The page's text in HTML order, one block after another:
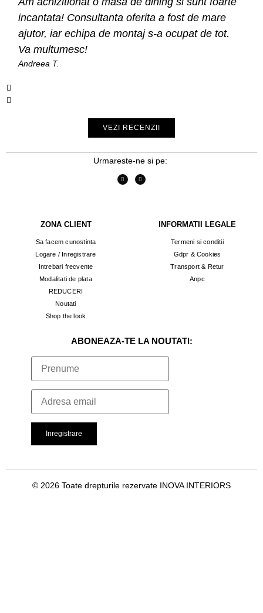
incantata! Consultanta oferita a fost de mare
ajutor, iar echipa de montaj s-a ocupat de tot.
Va multumesc!
Andreea T.
VEZI RECENZII
Urmareste-ne si pe:
ZONA CLIENT
Sa facem cunostinta
Logare / Inregistrare
Intrebari frecvente
Modalitati de plata
REDUCERI
Noutati
Shop the look
INFORMATII LEGALE
Termeni si conditii
Gdpr & Cookies
Transport & Retur
Anpc
ABONEAZA-TE LA NOUTATI:
© 2026 Toate drepturile rezervate INOVA INTERIORS